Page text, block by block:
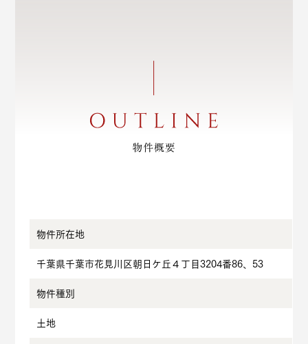
物件所在地
千葉県千葉市花見川区朝日ケ丘４丁目3204番86、53
物件種別
土地